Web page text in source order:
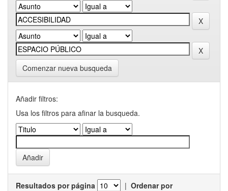
Comenzar nueva busqueda
Añadir filtros:
Usa los filtros para afinar la busqueda.
Resultados por página | Ordenar por